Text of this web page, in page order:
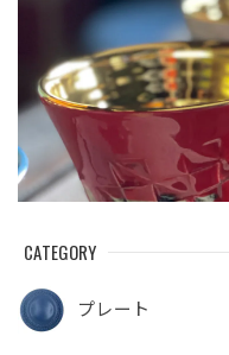
CATEGORY
プレート